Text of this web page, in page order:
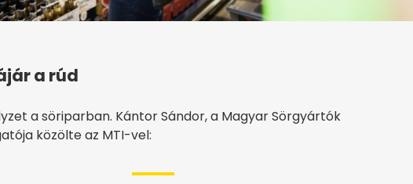
a rúd
a söriparban. Kántor Sándor, a Magyar Sörgyártók
közölte az MTI-vel: